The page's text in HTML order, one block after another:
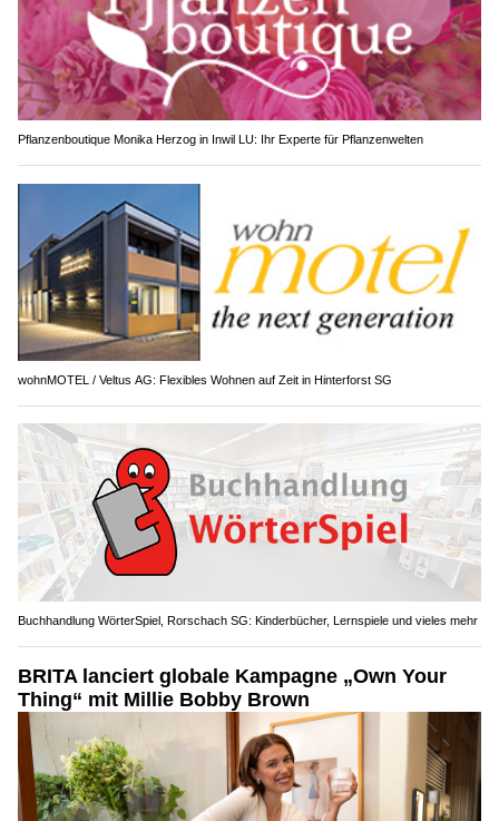
Pflanzenboutique Monika Herzog in Inwil LU: Ihr Experte für Pflanzenwelten
wohnMOTEL / Veltus AG: Flexibles Wohnen auf Zeit in Hinterforst SG
Buchhandlung WörterSpiel, Rorschach SG: Kinderbücher, Lernspiele und vieles mehr
BRITA lanciert globale Kampagne „Own Your
Thing“ mit Millie Bobby Brown